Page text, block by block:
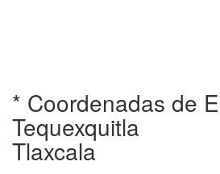
* Coordenadas de
Tequexquitla
Tlaxcala